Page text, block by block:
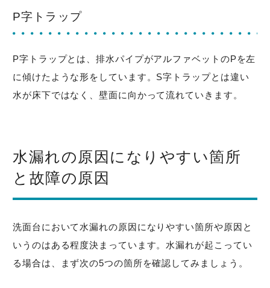
P字トラップ
P字トラップとは、排水パイプがアルファベットのPを左
に傾けたような形をしています。S字トラップとは違い
水が床下ではなく、壁面に向かって流れていきます。
水漏れの原因になりやすい箇所
と故障の原因
洗面台において水漏れの原因になりやすい箇所や原因と
いうのはある程度決まっています。水漏れが起こってい
る場合は、まず次の5つの箇所を確認してみましょう。